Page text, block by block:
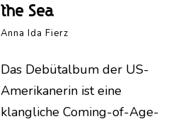
the Sea
Anna Ida Fierz
Das Debütalbum der US-
Amerikanerin ist eine
klangliche Coming-of-Age-